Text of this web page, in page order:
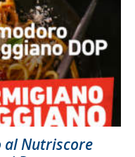
al Nutriscore